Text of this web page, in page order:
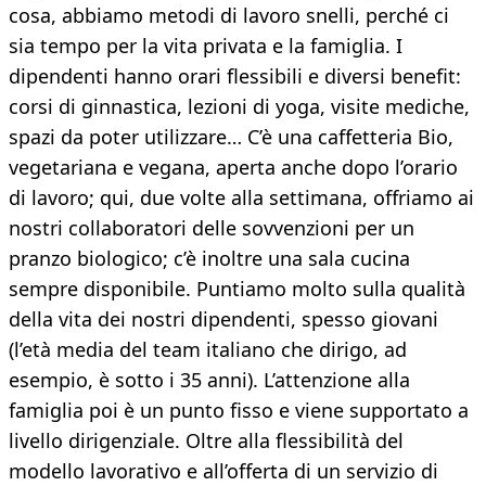
cosa, abbiamo metodi di lavoro snelli, perché ci
sia tempo per la vita privata e la famiglia. I
dipendenti hanno orari flessibili e diversi benefit:
corsi di ginnastica, lezioni di yoga, visite mediche,
spazi da poter utilizzare… C’è una caffetteria Bio,
vegetariana e vegana, aperta anche dopo l’orario
di lavoro; qui, due volte alla settimana, offriamo ai
nostri collaboratori delle sovvenzioni per un
pranzo biologico; c’è inoltre una sala cucina
sempre disponibile. Puntiamo molto sulla qualità
della vita dei nostri dipendenti, spesso giovani
(l’età media del team italiano che dirigo, ad
esempio, è sotto i 35 anni). L’attenzione alla
famiglia poi è un punto fisso e viene supportato a
livello dirigenziale. Oltre alla flessibilità del
modello lavorativo e all’offerta di un servizio di